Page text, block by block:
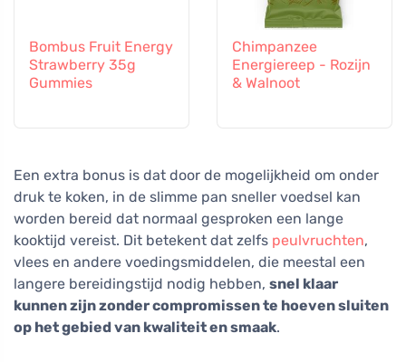
Bombus Fruit Energy
Strawberry 35g
Gummies
Chimpanzee
Energiereep - Rozijn
& Walnoot
Een extra bonus is dat door de mogelijkheid om onder
druk te koken, in de slimme pan sneller voedsel kan
worden bereid dat normaal gesproken een lange
kooktijd vereist. Dit betekent dat zelfs peulvruchten,
vlees en andere voedingsmiddelen, die meestal een
langere bereidingstijd nodig hebben, snel klaar
kunnen zijn zonder compromissen te hoeven sluiten
op het gebied van kwaliteit en smaak.